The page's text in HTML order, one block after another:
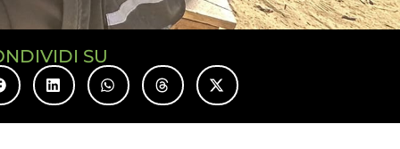
SU